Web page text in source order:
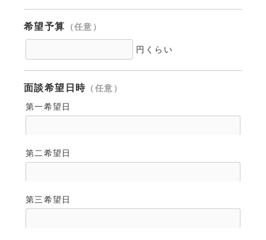
希望予算 （任意）
円くらい
面談希望日時 （任意）
第一希望日
第二希望日
第三希望日